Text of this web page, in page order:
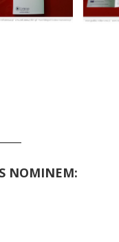
NOMINEM: